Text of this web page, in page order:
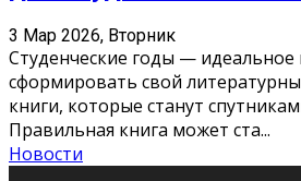
3 Мар 2026, Вторник
Студенческие годы — идеальное
сформировать свой
книги, которые станут
Правильная книга может ста...
Новости